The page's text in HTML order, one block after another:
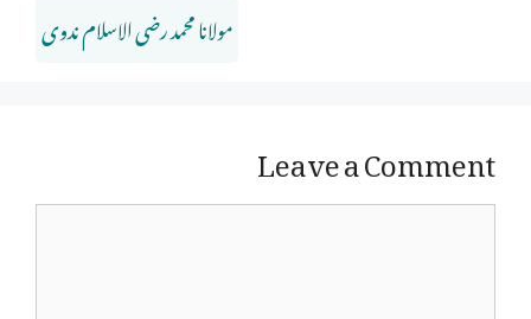
مولانا محمد رضی الاسلام ندوی
Leave a Comment